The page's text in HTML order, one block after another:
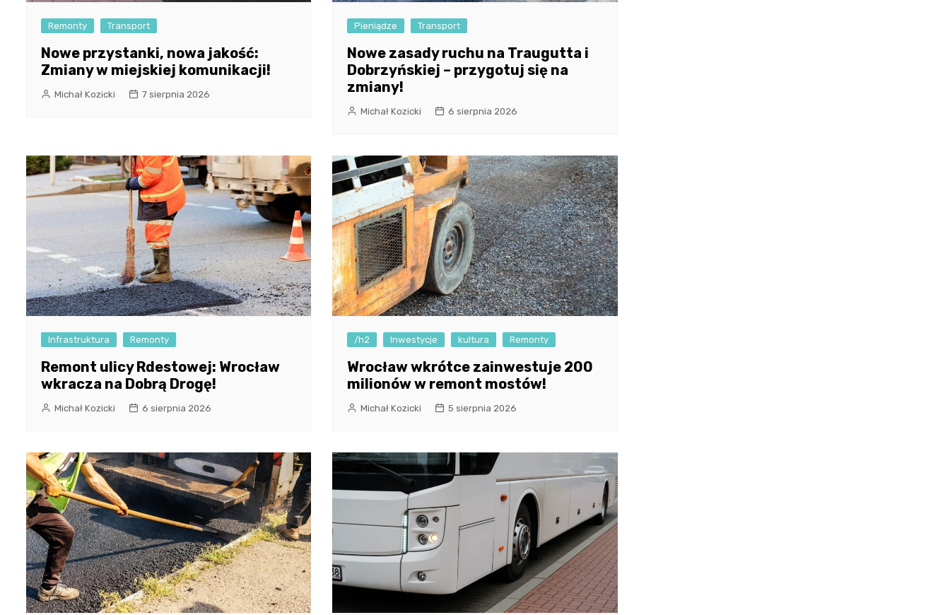
Remonty Transport
Nowe przystanki, nowa jakość:
Zmiany w miejskiej komunikacji!
Michał Kozicki 7 sierpnia 2026
Pieniądze Transport
Nowe zasady ruchu na Traugutta i
Dobrzyńskiej – przygotuj się na
zmiany!
Michał Kozicki 6 sierpnia 2026
Infrastruktura Remonty
Remont ulicy Rdestowej: Wrocław
wkracza na Dobrą Drogę!
Michał Kozicki 6 sierpnia 2026
/h2 Inwestycje kultura Remonty
Wrocław wkrótce zainwestuje 200
milionów w remont mostów!
Michał Kozicki 5 sierpnia 2026